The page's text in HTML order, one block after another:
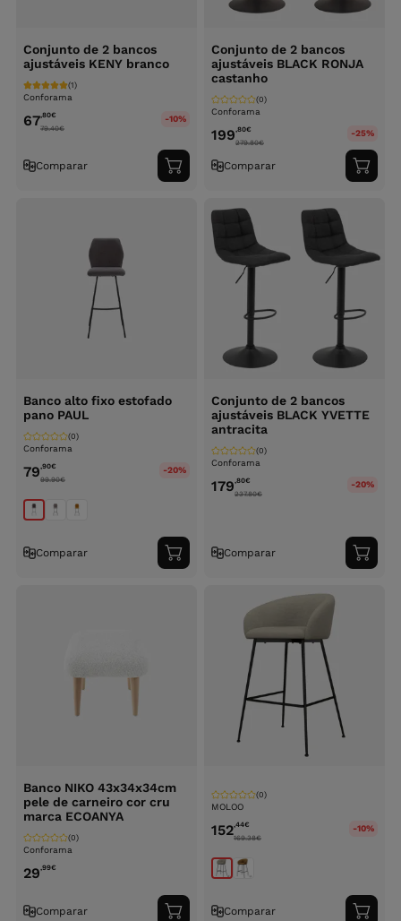
Conjunto de 2 bancos
ajustáveis KENY branco
Conforama
(1)
67,80€
79.40€
-10%
Comparar
Adicionar
ao
Conjunto de 2 bancos
ajustáveis BLACK RONJA
castanho
Conforama
(0)
199,80€
279.80€
-25%
Comparar
ao
Banco alto fixo estofado
pano PAUL
Conforama
(0)
79,90€
99.90€
-20%
Comparar
Adicionar
ao
Conjunto de 2 bancos
ajustáveis BLACK YVETTE
antracita
Conforama
(0)
179,80€
237.80€
-20%
Comparar
ao
Banco NIKO 43x34x34cm
pele de carneiro cor cru
marca ECOANYA
Conforama
(0)
29,99€
Comparar Adicionar
MOLOO
(0)
152,44€
169.38€
-10%
Comparar